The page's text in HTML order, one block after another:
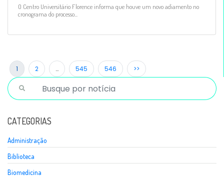
O Centro Universitário Florence informa que houve um novo adiamento no
cronograma do processo...
1 2 … 545 546 >>
CATEGORIAS
Administração
Biblioteca
Biomedicina